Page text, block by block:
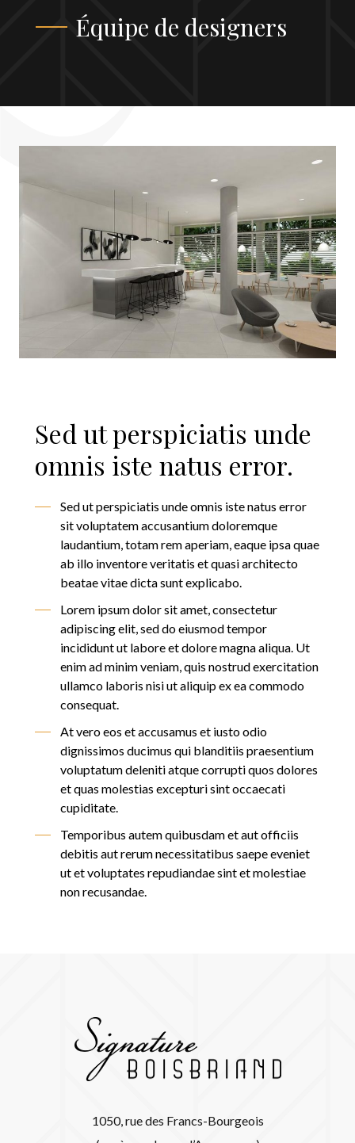
Équipe de designers
Sed ut perspiciatis unde
omnis iste natus error.
Sed ut perspiciatis unde omnis iste natus error
sit voluptatem accusantium doloremque
laudantium, totam rem aperiam, eaque ipsa quae
ab illo inventore veritatis et quasi architecto
beatae vitae dicta sunt explicabo.
Lorem ipsum dolor sit amet, consectetur
adipiscing elit, sed do eiusmod tempor
incididunt ut labore et dolore magna aliqua. Ut
enim ad minim veniam, quis nostrud exercitation
ullamco laboris nisi ut aliquip ex ea commodo
consequat.
At vero eos et accusamus et iusto odio
dignissimos ducimus qui blanditiis praesentium
voluptatum deleniti atque corrupti quos dolores
et quas molestias excepturi sint occaecati
cupiditate.
Temporibus autem quibusdam et aut officiis
debitis aut rerum necessitatibus saepe eveniet
ut et voluptates repudiandae sint et molestiae
non recusandae.
1050, rue des Francs-Bourgeois